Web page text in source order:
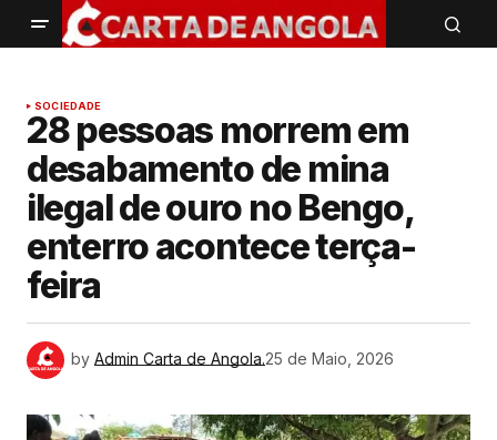
SOCIEDADE
28 pessoas morrem em
desabamento de mina
ilegal de ouro no Bengo,
enterro acontece terça-
feira
by Admin Carta de Angola.25 de Maio, 2026